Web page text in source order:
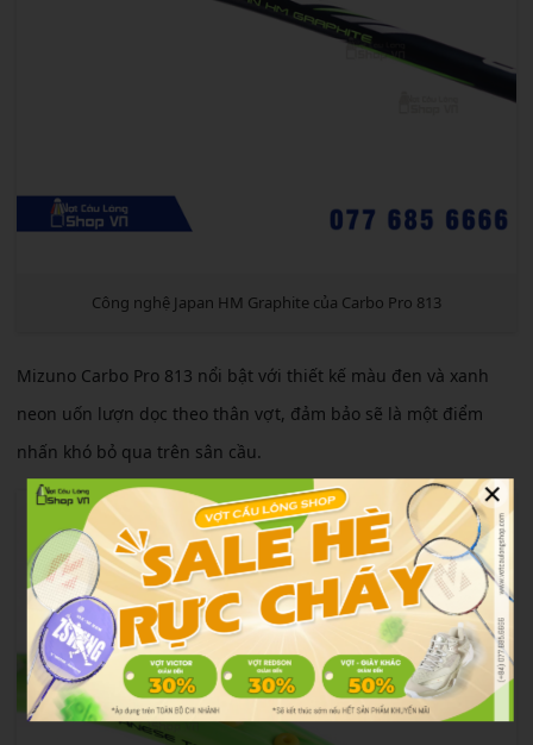
Công nghệ Japan HM Graphite của Carbo Pro 813
Mizuno Carbo Pro 813 nổi bật với thiết kế màu đen và xanh
neon uốn lượn dọc theo thân vợt, đảm bảo sẽ là một điểm
nhấn khó bỏ qua trên sân cầu.
×